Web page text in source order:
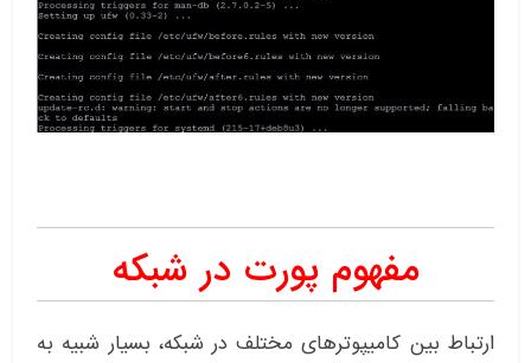
مفهوم پورت در شبکه
ارتباط بین کامیپوترهای مختلف در شبکه، بسیار شبیه به